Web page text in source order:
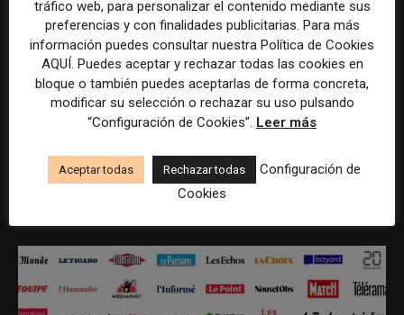
REDACCIÓN
tráfico web, para personalizar el contenido mediante sus
preferencias y con finalidades publicitarias. Para más
información puedes consultar nuestra Política de Cookies
AQUÍ. Puedes aceptar y rechazar todas las cookies en
bloque o también puedes aceptarlas de forma concreta,
modificar su selección o rechazar su uso pulsando
“Configuración de Cookies”. Leer más
Aceptar todas Rechazar todas
Configuración de
Cookies